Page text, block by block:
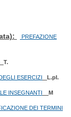
PREFAZIONE
T.
L.pI.
M
TERMINI